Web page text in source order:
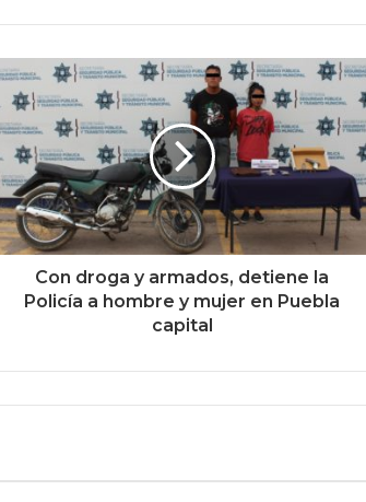
Con droga y armados, detiene la
Policía a hombre y mujer en Puebla
capital